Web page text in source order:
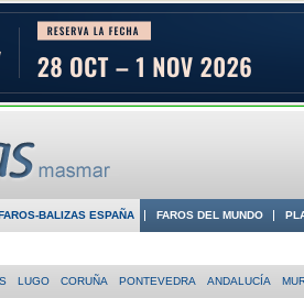
BALIZAS ESPAÑA FAROS DEL MUNDO
LUGO CORUÑA PONTEVEDRA ANDALUCÍA